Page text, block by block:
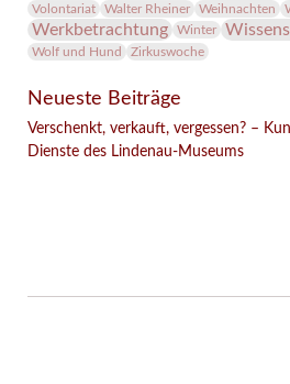
Volontariat
Walter Rheiner Weihnachten
Werkbetrachtung Winter
Wolf und Hund
Zirkuswoche
Neueste Beiträge
Verschenkt, verkauft, vergessen? –
Dienste des Lindenau-Museums